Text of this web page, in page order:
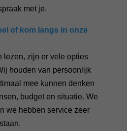
met je.
of kom langs in onze
lezen, zijn er vele opties
houden van persoonlijk
mee kunnen denken
budget en situatie. We
we hebben service zeer